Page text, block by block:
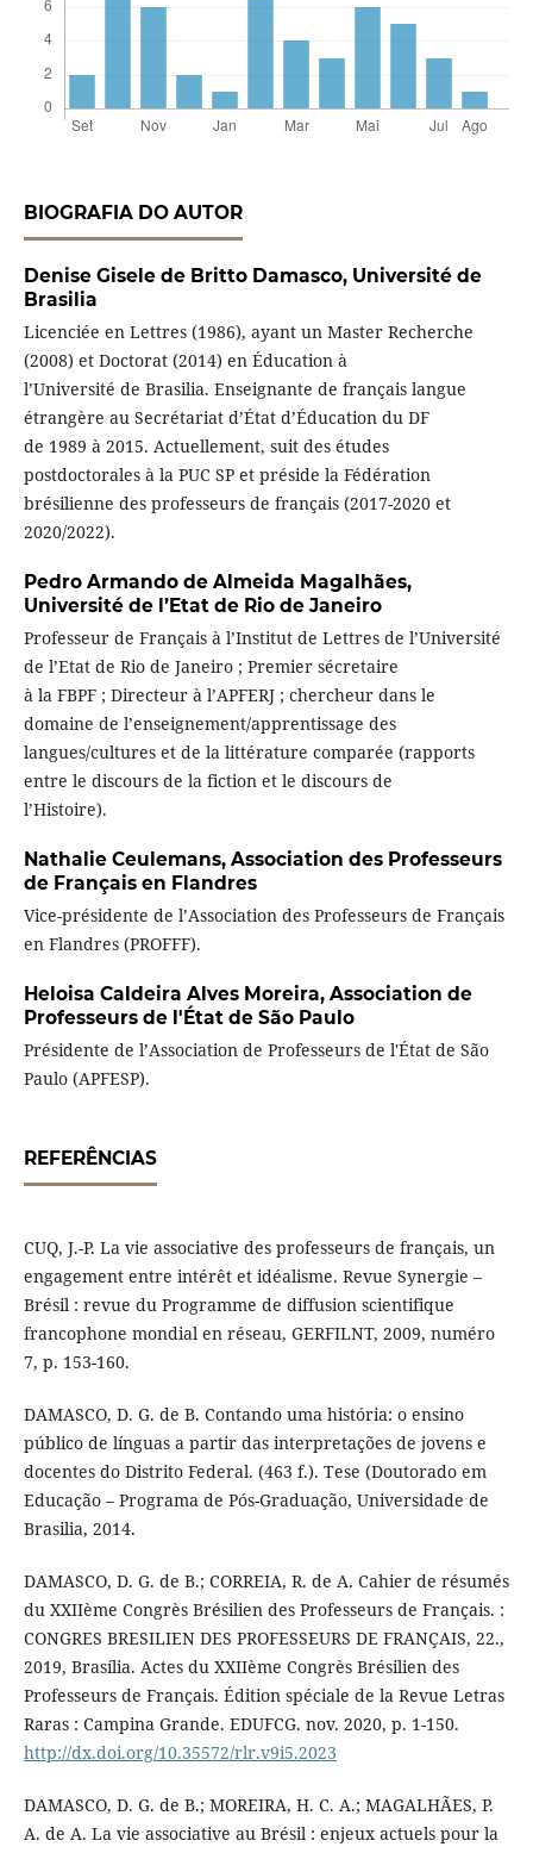
BIOGRAFIA DO AUTOR
Denise Gisele de Britto Damasco, Université de
Brasilia
Licenciée en Lettres (1986), ayant un Master Recherche
(2008) et Doctorat (2014) en Éducation à
l’Université de Brasilia. Enseignante de français langue
étrangère au Secrétariat d’État d’Éducation du DF
de 1989 à 2015. Actuellement, suit des études
postdoctorales à la PUC SP et préside la Fédération
brésilienne des professeurs de français (2017-2020 et
2020/2022).
Pedro Armando de Almeida Magalhães,
Université de l’Etat de Rio de Janeiro
Professeur de Français à l’Institut de Lettres de l’Université
de l’Etat de Rio de Janeiro ; Premier sécretaire
à la FBPF ; Directeur à l’APFERJ ; chercheur dans le
domaine de l’enseignement/apprentissage des
langues/cultures et de la littérature comparée (rapports
entre le discours de la fiction et le discours de
l’Histoire).
Nathalie Ceulemans, Association des Professeurs
de Français en Flandres
Vice-présidente de l’Association des Professeurs de Français
en Flandres (PROFFF).
Heloisa Caldeira Alves Moreira, Association de
Professeurs de l'État de São Paulo
Présidente de l’Association de Professeurs de l'État de São
Paulo (APFESP).
REFERÊNCIAS
CUQ, J.-P. La vie associative des professeurs de français, un
engagement entre intérêt et idéalisme. Revue Synergie –
Brésil : revue du Programme de diffusion scientifique
francophone mondial en réseau, GERFILNT, 2009, numéro
7, p. 153-160.
DAMASCO, D. G. de B. Contando uma história: o ensino
público de línguas a partir das interpretações de jovens e
docentes do Distrito Federal. (463 f.). Tese (Doutorado em
Educação – Programa de Pós-Graduação, Universidade de
Brasilia, 2014.
DAMASCO, D. G. de B.; CORREIA, R. de A. Cahier de résumés
du XXIIème Congrès Brésilien des Professeurs de Français. :
CONGRES BRESILIEN DES PROFESSEURS DE FRANÇAIS, 22.,
2019, Brasília. Actes du XXIIème Congrès Brésilien des
Professeurs de Français. Édition spéciale de la Revue Letras
Raras : Campina Grande. EDUFCG. nov. 2020, p. 1-150.
http://dx.doi.org/10.35572/rlr.v9i5.2023
DAMASCO, D. G. de B.; MOREIRA, H. C. A.; MAGALHÃES, P.
A. de A. La vie associative au Brésil : enjeux actuels pour la